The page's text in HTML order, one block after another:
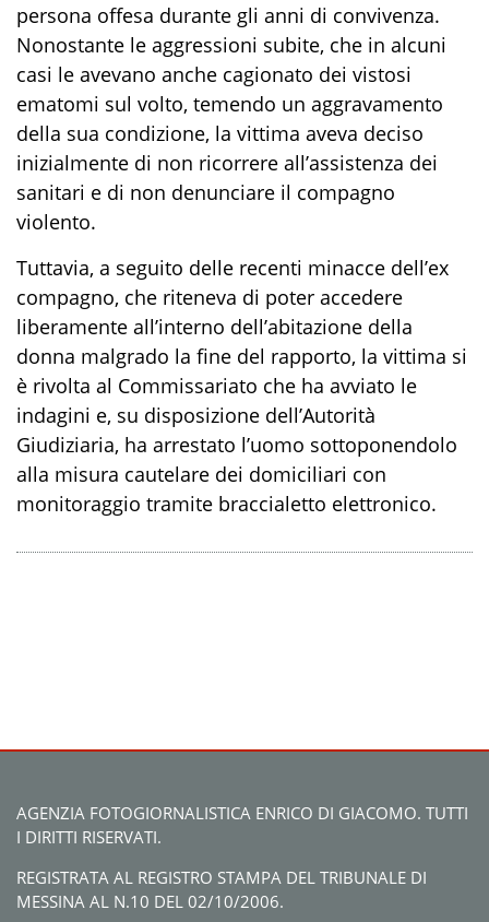
persona offesa durante gli anni di convivenza.
Nonostante le aggressioni subite, che in alcuni
casi le avevano anche cagionato dei vistosi
ematomi sul volto, temendo un aggravamento
della sua condizione, la vittima aveva deciso
inizialmente di non ricorrere all’assistenza dei
sanitari e di non denunciare il compagno
violento.
Tuttavia, a seguito delle recenti minacce dell’ex
compagno, che riteneva di poter accedere
liberamente all’interno dell’abitazione della
donna malgrado la fine del rapporto, la vittima si
è rivolta al Commissariato che ha avviato le
indagini e, su disposizione dell’Autorità
Giudiziaria, ha arrestato l’uomo sottoponendolo
alla misura cautelare dei domiciliari con
monitoraggio tramite braccialetto elettronico.
AGENZIA FOTOGIORNALISTICA ENRICO DI GIACOMO. TUTTI
I DIRITTI RISERVATI.
REGISTRATA AL REGISTRO STAMPA DEL TRIBUNALE DI
MESSINA AL N.10 DEL 02/10/2006.